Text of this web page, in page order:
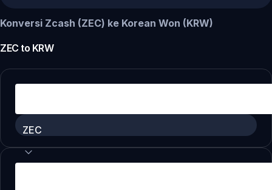
Konversi Zcash (ZEC) ke Korean Won (KRW)
ZEC to KRW
ZEC